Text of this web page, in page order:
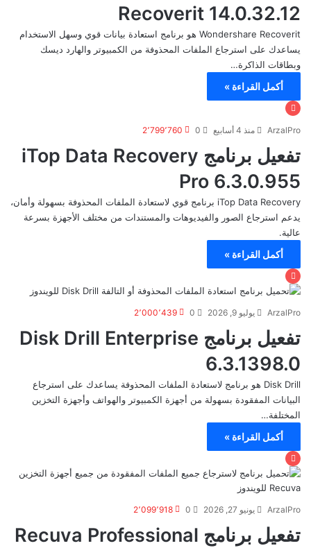
Recoverit 14.0.32.12
Wondershare Recoverit هو برنامج استعادة بيانات قوي وسهل الاستخدام
يساعدك على استرجاع الملفات المحذوفة من الكمبيوتر والهارد ديسك
وبطاقات الذاكرة…
أكمل القراءة »
ArzalPro منذ 4 أسابيع 0 2٬799٬760
تفعيل برنامج iTop Data Recovery
Pro 6.3.0.955
iTop Data Recovery برنامج قوي لاستعادة الملفات المحذوفة بسهولة وأمان،
يدعم استرجاع الصور والفيديوهات والمستندات من مختلف الأجهزة بسرعة
عالية.
أكمل القراءة »
ArzalPro يوليو 9, 2026 0 2٬000٬439
تفعيل برنامج Disk Drill Enterprise
6.3.1398.0
Disk Drill هو برنامج لاستعادة الملفات المحذوفة يساعدك على استرجاع
البيانات المفقودة بسهولة من أجهزة الكمبيوتر والهواتف وأجهزة التخزين
المختلفة…
أكمل القراءة »
ArzalPro يونيو 27, 2026 0 2٬099٬918
تفعيل برنامج Recuva Professional